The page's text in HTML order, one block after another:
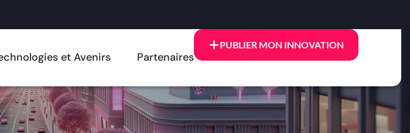
et Avenirs Partenaires
PUBLIER MON INNOVATION